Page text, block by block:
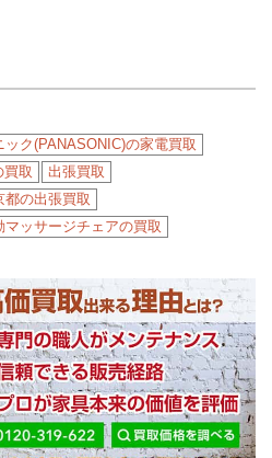
ック(PANASONIC)の家電買取
取
出張買取
都の出張買取
マッサージチェアの買取